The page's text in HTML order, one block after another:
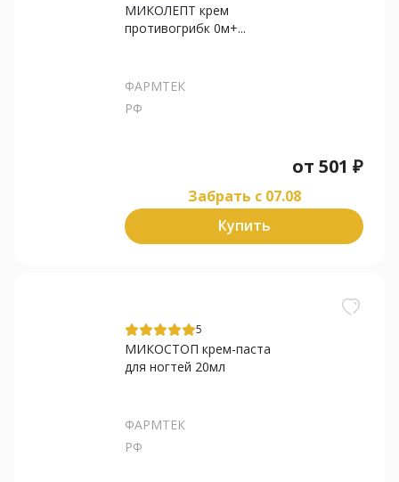
МИКОЛЕПТ крем
противогрибк 0м+...
ФАРМТЕК
РФ
от 501 ₽
Забрать c 07.08
Купить
5
МИКОСТОП крем-паста
для ногтей 20мл
ФАРМТЕК
РФ